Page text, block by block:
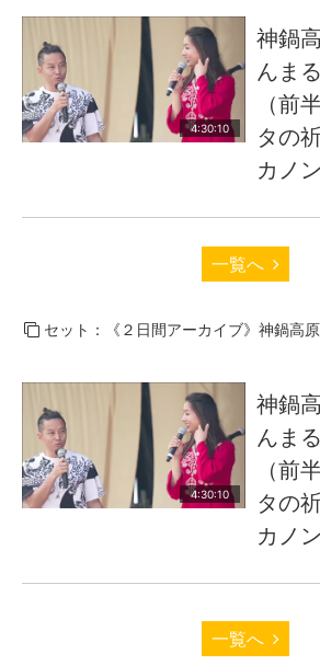
4:30:10
神鍋
んま
（前
タの
カノ
一覧へ
セット：《２日間アーカイブ》神鍋高
4:30:10
神鍋
んま
（前
タの
カノ
一覧へ